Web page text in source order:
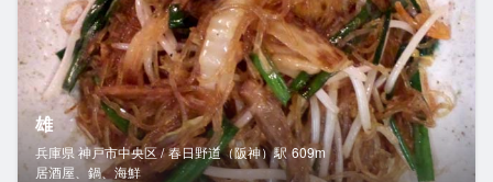
雄
兵庫県 神戸市中央区 / 春日野道（阪神）駅 609m
居酒屋、鍋、海鮮